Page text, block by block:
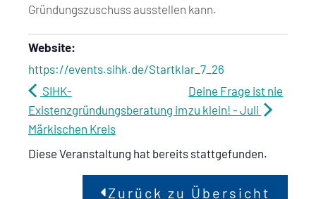
Gründungszuschuss ausstellen kann.
Website:
https://events.sihk.de/Startklar_7_26
SIHK-
Existenzgründungsberatung im
Märkischen Kreis
Deine Frage ist nie
zu klein! - Juli
Diese Veranstaltung hat bereits stattgefunden.
Zurück zu Übersicht